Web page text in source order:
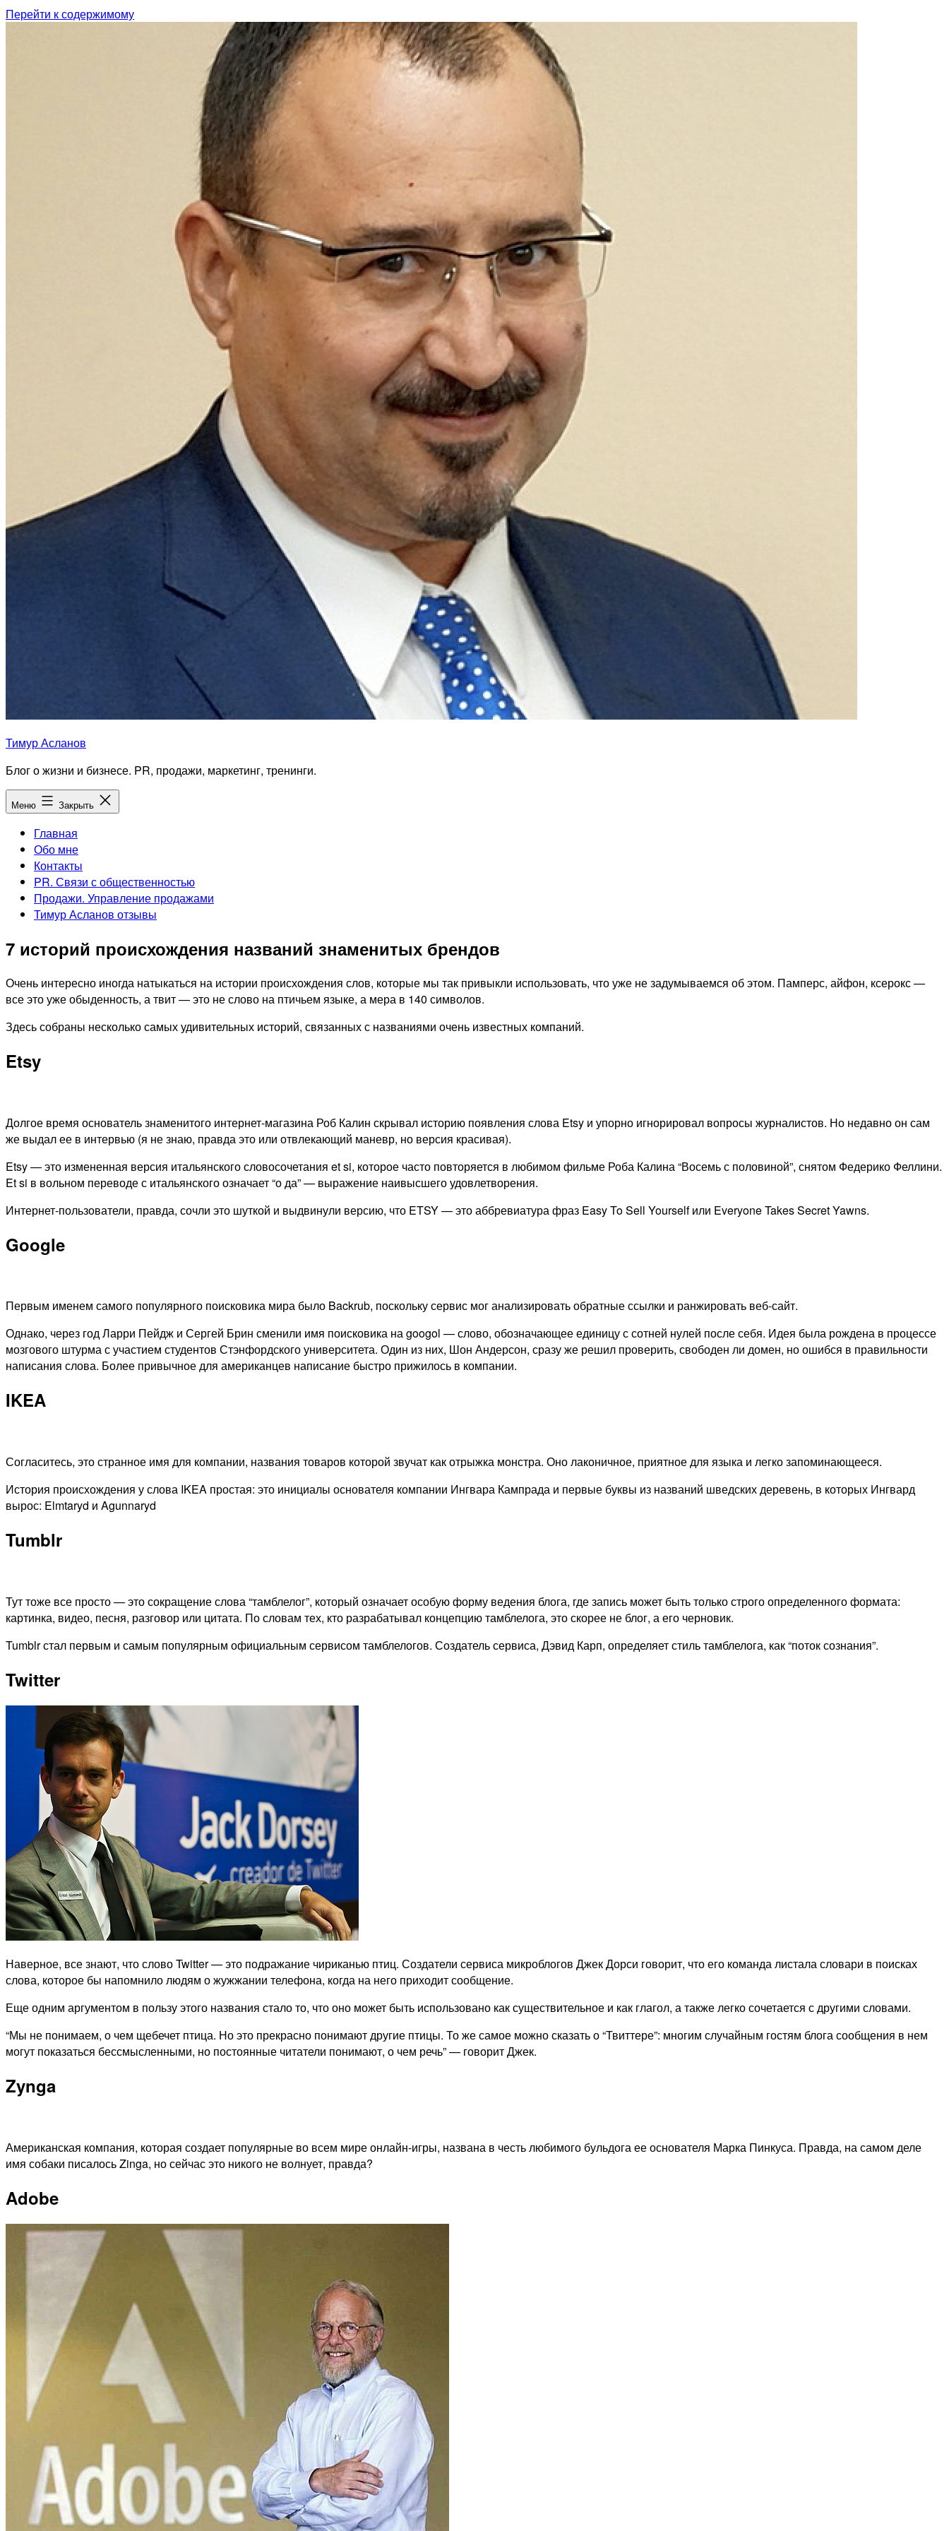
Перейти к содержимому
Тимур Асланов
Блог о жизни и бизнесе. PR, продажи, маркетинг, тренинги.
Меню Закрыть
Главная
Обо мне
Контакты
PR. Связи с общественностью
Продажи. Управление продажами
Тимур Асланов отзывы
7 историй происхождения названий знаменитых брендов
Очень интересно иногда натыкаться на истории происхождения слов, которые мы так привыкли использовать, что уже не задумываемся об этом. Памперс, айфон, ксерокс —
все это уже обыденность, а твит — это не слово на птичьем языке, а мера в 140 символов.
Здесь собраны несколько самых удивительных историй, связанных с названиями очень известных компаний.
Etsy
Долгое время основатель знаменитого интернет-магазина Роб Калин скрывал историю появления слова Etsy и упорно игнорировал вопросы журналистов. Но недавно он сам
же выдал ее в интервью (я не знаю, правда это или отвлекающий маневр, но версия красивая).
Etsy — это измененная версия итальянского словосочетания et si, которое часто повторяется в любимом фильме Роба Калина “Восемь с половиной”, снятом Федерико Феллини.
Et si в вольном переводе с итальянского означает “о да” — выражение наивысшего удовлетворения.
Интернет-пользователи, правда, сочли это шуткой и выдвинули версию, что ETSY — это аббревиатура фраз Easy To Sell Yourself или Everyone Takes Secret Yawns.
Google
Первым именем самого популярного поисковика мира было Backrub, поскольку сервис мог анализировать обратные ссылки и ранжировать веб-сайт.
Однако, через год Ларри Пейдж и Сергей Брин сменили имя поисковика на googol — слово, обозначающее единицу с сотней нулей после себя. Идея была рождена в процессе
мозгового штурма с участием студентов Стэнфордского университета. Один из них, Шон Андерсон, сразу же решил проверить, свободен ли домен, но ошибся в правильности
написания слова. Более привычное для американцев написание быстро прижилось в компании.
IKEA
Согласитесь, это странное имя для компании, названия товаров которой звучат как отрыжка монстра. Оно лаконичное, приятное для языка и легко запоминающееся.
История происхождения у слова IKEA простая: это инициалы основателя компании Ингвара Кампрада и первые буквы из названий шведских деревень, в которых Ингвард
вырос: Elmtaryd и Agunnaryd
Tumblr
Тут тоже все просто — это сокращение слова “тамблелог”, который означает особую форму ведения блога, где запись может быть только строго определенного формата:
картинка, видео, песня, разговор или цитата. По словам тех, кто разрабатывал концепцию тамблелога, это скорее не блог, а его черновик.
Tumblr стал первым и самым популярным официальным сервисом тамблелогов. Создатель сервиса, Дэвид Карп, определяет стиль тамблелога, как “поток сознания”.
Twitter
Наверное, все знают, что слово Twitter — это подражание чириканью птиц. Создатели сервиса микроблогов Джек Дорси говорит, что его команда листала словари в поисках
слова, которое бы напомнило людям о жужжании телефона, когда на него приходит сообщение.
Еще одним аргументом в пользу этого названия стало то, что оно может быть использовано как существительное и как глагол, а также легко сочетается с другими словами.
“Мы не понимаем, о чем щебечет птица. Но это прекрасно понимают другие птицы. То же самое можно сказать о “Твиттере”: многим случайным гостям блога сообщения в нем
могут показаться бессмысленными, но постоянные читатели понимают, о чем речь” — говорит Джек.
Zynga
Американская компания, которая создает популярные во всем мире онлайн-игры, названа в честь любимого бульдога ее основателя Марка Пинкуса. Правда, на самом деле
имя собаки писалось Zinga, но сейчас это никого не волнует, правда?
Adobe